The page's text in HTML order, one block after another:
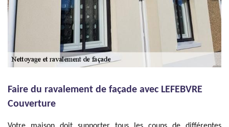
Faire du ravalement de façade avec LEFEBVRE
Couverture